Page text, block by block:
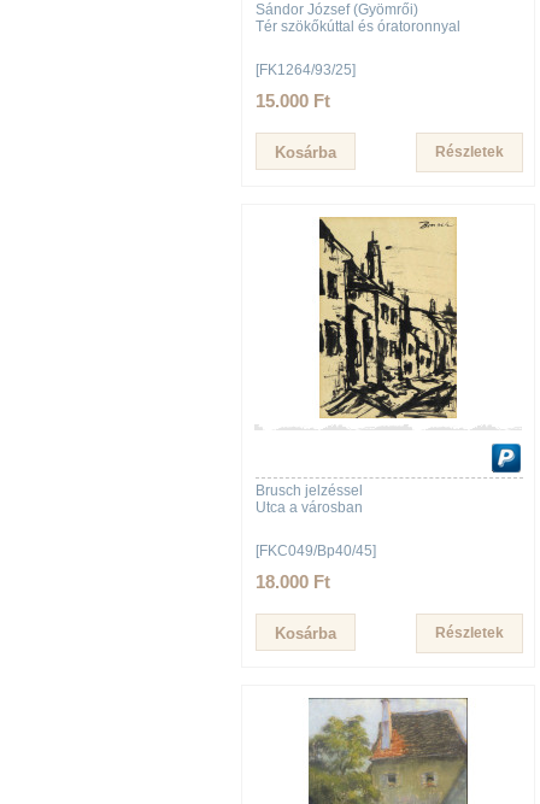
Sándor József (Gyömrői)
Tér szökőkúttal és óratoronnyal
[FK1264/93/25]
15.000 Ft
Részletek
Brusch jelzéssel
Utca a városban
[FKC049/Bp40/45]
18.000 Ft
Részletek